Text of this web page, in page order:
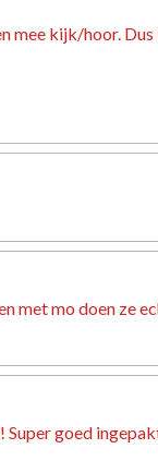
mee kijk/hoor.
met mo doen ze
goed